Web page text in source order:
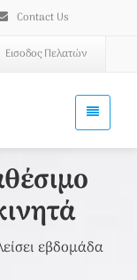
Contact Us
Εισοδος Πελατών
εβδομάδα